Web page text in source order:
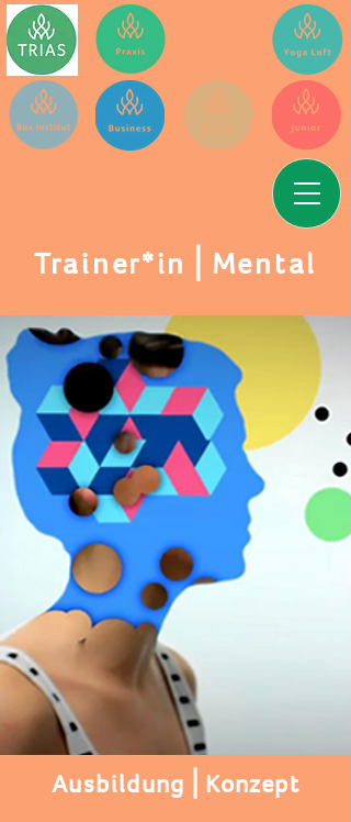
Trainer*in⎪Mental
Ausbildung⎪Konzept